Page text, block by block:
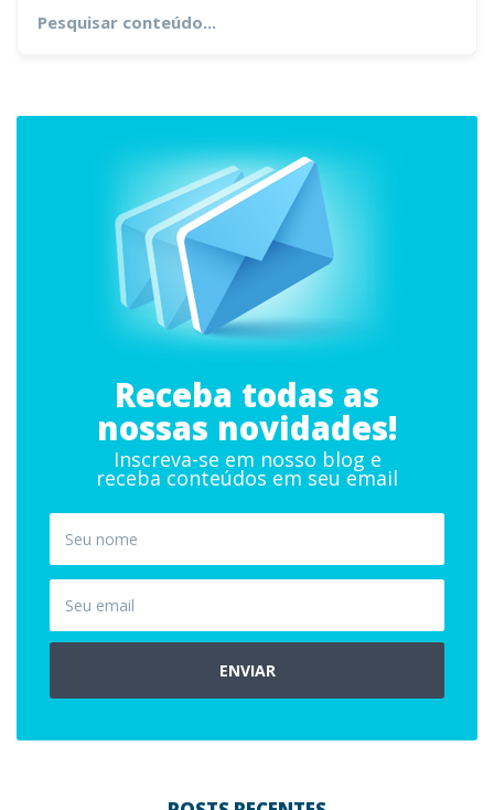
Receba todas as
nossas novidades!
Inscreva-se em nosso blog e
receba conteúdos em seu email
ENVIAR